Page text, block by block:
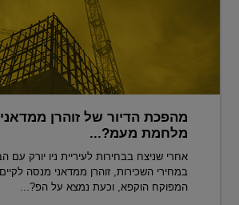
מהפכת הדיור של זוהרן
מלחמת מעמ?...
אחרי שניצח בבחירות לעיריית ניו יורק
במחירי השכירות, זוהרן ממדאני מנסה
המפוקח הוקפא, וכעת נמצא על הפ?...